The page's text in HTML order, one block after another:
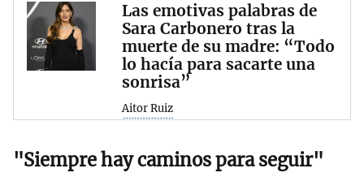
Las emotivas palabras de
Sara Carbonero tras la
muerte de su madre: “Todo
lo hacía para sacarte una
sonrisa”
Aitor Ruiz
"Siempre hay caminos para seguir"